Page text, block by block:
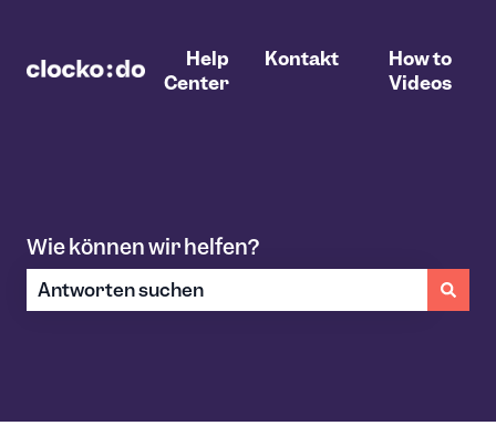
Help
Center
Kontakt
How to
Videos
Wie können wir helfen?